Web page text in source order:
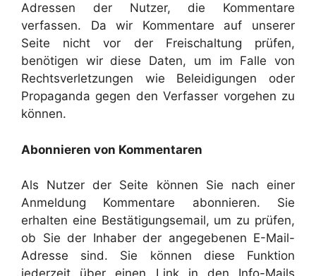
Adressen der Nutzer, die Kommentare
verfassen. Da wir Kommentare auf unserer
Seite nicht vor der Freischaltung prüfen,
benötigen wir diese Daten, um im Falle von
Rechtsverletzungen wie Beleidigungen oder
Propaganda gegen den Verfasser vorgehen zu
können.
Abonnieren von Kommentaren
Als Nutzer der Seite können Sie nach einer
Anmeldung Kommentare abonnieren. Sie
erhalten eine Bestätigungsemail, um zu prüfen,
ob Sie der Inhaber der angegebenen E-Mail-
Adresse sind. Sie können diese Funktion